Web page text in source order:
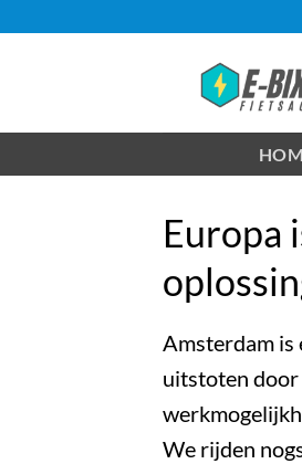
Europa
Amsterdam is
uitstoten door
We rijden